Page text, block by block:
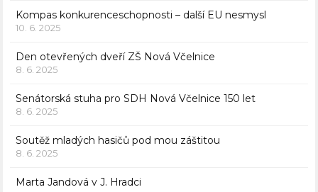
Kompas konkurenceschopnosti – další EU nesmysl
10. 6. 2025
Den otevřených dveří ZŠ Nová Včelnice
8. 6. 2025
Senátorská stuha pro SDH Nová Včelnice 150 let
8. 6. 2025
Soutěž mladých hasičů pod mou záštitou
8. 6. 2025
Marta Jandová v J. Hradci